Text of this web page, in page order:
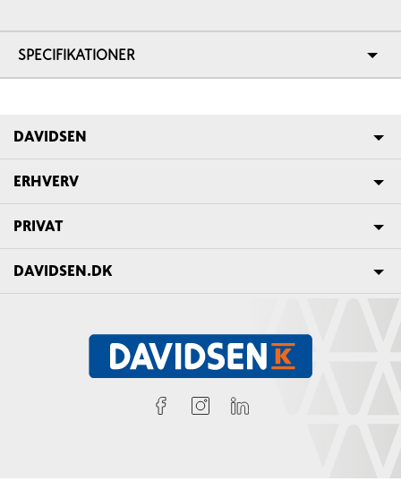
SPECIFIKATIONER
DAVIDSEN
ERHVERV
PRIVAT
DAVIDSEN.DK